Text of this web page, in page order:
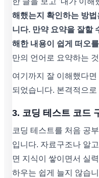
해했는지 확인하는 방
니다. 만약 요약을 잘할
해한 내용이 쉽게 떠오
만의 언어로 요약하는
여기까지 잘 이해했다
되었습니다. 본격적으
3. 코딩 테스트 코드
코딩 테스트를 처음 공
입니다. 자료구조나 알
면 지식이 쌓이면서 실
하우는 쉽게 늘지 않습